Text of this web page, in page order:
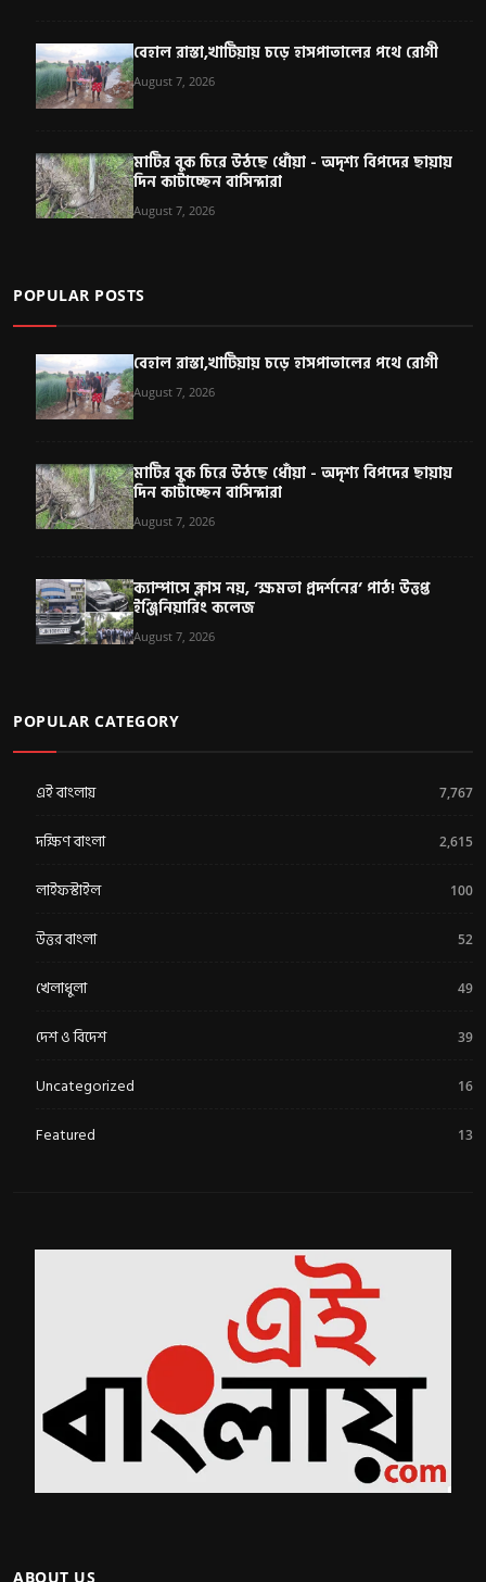
বেহাল রাস্তা,খাটিয়ায় চড়ে হাসপাতালের পথে রোগী
August 7, 2026
মাটির বুক চিরে উঠছে ধোঁয়া - অদৃশ্য বিপদের ছায়ায়
দিন কাটাচ্ছেন বাসিন্দারা
August 7, 2026
POPULAR POSTS
বেহাল রাস্তা,খাটিয়ায় চড়ে হাসপাতালের পথে রোগী
August 7, 2026
মাটির বুক চিরে উঠছে ধোঁয়া - অদৃশ্য বিপদের ছায়ায়
দিন কাটাচ্ছেন বাসিন্দারা
August 7, 2026
ক্যাম্পাসে ক্লাস নয়, ‘ক্ষমতা প্রদর্শনের’ পাঠ! উত্তপ্ত
ইঞ্জিনিয়ারিং কলেজ
August 7, 2026
POPULAR CATEGORY
এই বাংলায় 7,767
দক্ষিণ বাংলা 2,615
লাইফস্টাইল 100
উত্তর বাংলা 52
খেলাধুলা 49
দেশ ও বিদেশ 39
Uncategorized 16
Featured 13
ABOUT US